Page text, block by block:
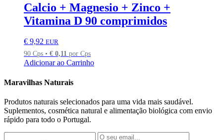
Calcio + Magnesio + Zinco +
Vitamina D 90 comprimidos
€ 9,92 EUR
90 Cps • € 0,11 por Cps
Adicionar ao Carrinho
Maravilhas Naturais
Produtos naturais selecionados para uma vida mais saudável.
Suplementos, cosmética natural e alimentação biológica com envio
rápido para todo o Portugal.